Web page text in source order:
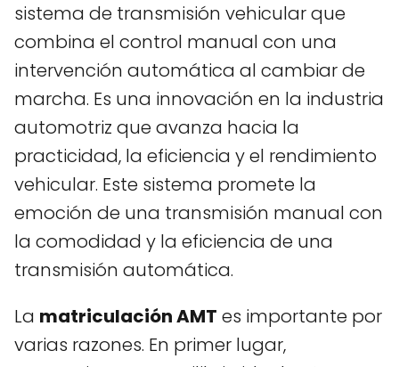
sistema de transmisión vehicular que
combina el control manual con una
intervención automática al cambiar de
marcha. Es una innovación en la industria
automotriz que avanza hacia la
practicidad, la eficiencia y el rendimiento
vehicular. Este sistema promete la
emoción de una transmisión manual con
la comodidad y la eficiencia de una
transmisión automática.
La matriculación AMT es importante por
varias razones. En primer lugar,